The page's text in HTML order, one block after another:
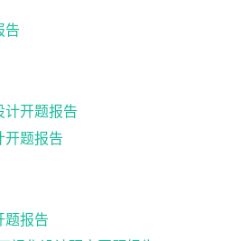
告
计开题报告
开题报告
题报告